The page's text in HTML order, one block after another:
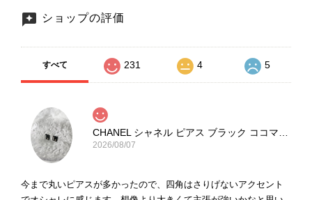
ショップの評価
すべて 231 4 5
CHANEL シャネル ピアス ブラック ココマーク ストーン vintage ヴィンテージ オールド yg33jb
2026/08/07
今まで丸いピアスが多かったので、四角はさりげないアクセント